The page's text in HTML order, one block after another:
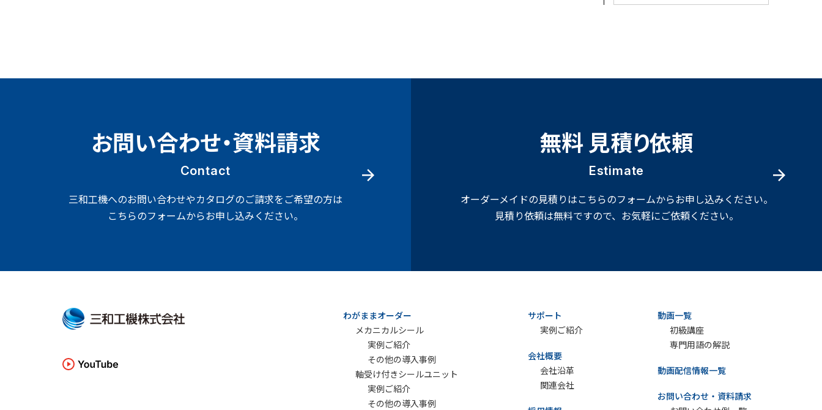
お問い合わせ・資料請求
Contact
三和工機へのお問い合わせやカタログのご請求をご希望の方は
こちらのフォームからお申し込みください。
無料 見積り依頼
Estimate
オーダーメイドの見積りはこちらのフォームからお申し込みください。
見積り依頼は無料ですので、お気軽にご依頼ください。
わがままオーダー
メカニカルシール
実例ご紹介
その他の導入事例
軸受け付きシールユニット
実例ご紹介
その他の導入事例
サポート
実例ご紹介
会社概要
会社沿革
関連会社
動画一覧
初級講座
専門用語の解説
動画配信情報一覧
お問い合わせ・資料請求